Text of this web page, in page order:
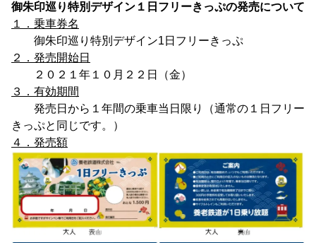
御朱印巡り特別デザイン１日フリーきっぷの発売について
１．乗車券名
御朱印巡り特別デザイン1日フリーきっぷ
２．発売開始日
２０２１年１０月２２日（金）
３．有効期間
発売日から１年間の乗車当日限り（通常の１日フリー
きっぷと同じです。）
４．発売額